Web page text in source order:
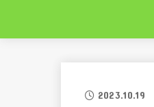
2023.10.19